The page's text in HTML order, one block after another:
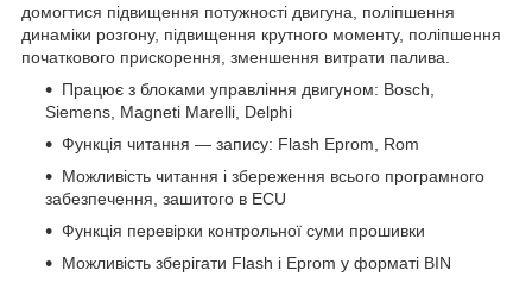
домогтися підвищення потужності двигуна, поліпшення
динаміки розгону, підвищення крутного моменту, поліпшення
початкового прискорення, зменшення витрати палива.
Працює з блоками управління двигуном: Bosch,
Siemens, Magneti Marelli, Delphi
Функція читання — запису: Flash Eprom, Rom
Можливість читання і збереження всього програмного
забезпечення, зашитого в ECU
Функція перевірки контрольної суми прошивки
Можливість зберігати Flash і Eprom у форматі BIN